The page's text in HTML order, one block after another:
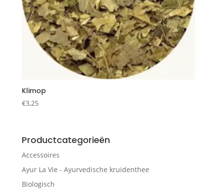
Klimop
€3,25
Productcategorieën
Accessoires
Ayur La Vie - Ayurvedische kruidenthee
Biologisch